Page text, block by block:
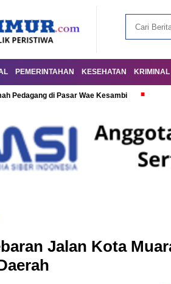
PEMERINTAHAN KESEHATAN KRIMINAL
Pedagang di Pasar Wae Kesambi
Jalan Kota